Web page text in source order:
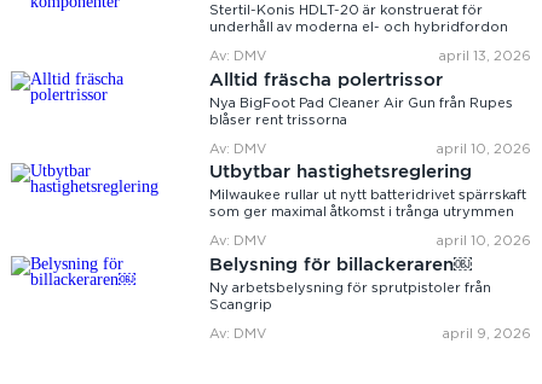
Stertil-Konis HDLT-20 är konstruerat för
underhåll av moderna el- och hybridfordon
Av: DMV april 13, 2026
Alltid fräscha polertrissor
Nya BigFoot Pad Cleaner Air Gun från Rupes
blåser rent trissorna
Av: DMV april 10, 2026
Utbytbar hastighetsreglering
Milwaukee rullar ut nytt batteridrivet spärrskaft
som ger maximal åtkomst i trånga utrymmen
Av: DMV april 10, 2026
Belysning för billackeraren￼
Ny arbetsbelysning för sprutpistoler från
Scangrip
Av: DMV april 9, 2026